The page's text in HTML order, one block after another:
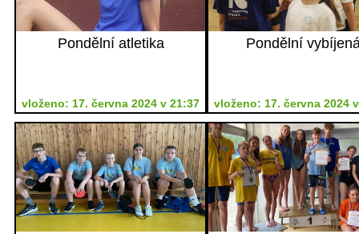
Pondělní atletika
vloženo: 17. června 2024 v 21:37
Pondělní
vloženo: 17. června 2024